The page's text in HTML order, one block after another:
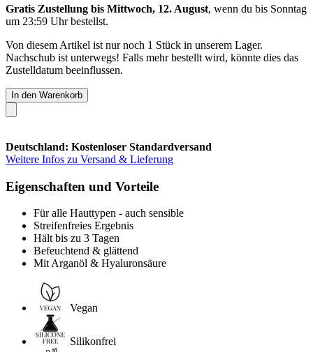
Gratis Zustellung bis Mittwoch, 12. August, wenn du bis Sonntag
um 23:59 Uhrbestellst.
Von diesem Artikel ist nur noch 1 Stück in unserem Lager.
Nachschub ist unterwegs! Falls mehr bestellt wird, könnte dies das
Zustelldatum beeinflussen.
In den Warenkorb
Deutschland: Kostenloser Standardversand
Weitere Infos zu Versand & Lieferung
Eigenschaften und Vorteile
Für alle Hauttypen - auch sensible
Streifenfreies Ergebnis
Hält bis zu 3 Tagen
Befeuchtend & glättend
Mit Arganöl & Hyaluronsäure
Vegan
Silikonfrei